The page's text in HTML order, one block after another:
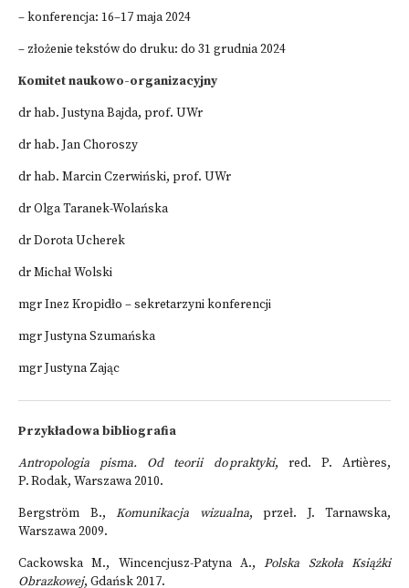
– konferencja: 16–17 maja 2024
– złożenie tekstów do druku: do 31 grudnia 2024
Komitet naukowo-organizacyjny
dr hab. Justyna Bajda, prof. UWr
dr hab. Jan Choroszy
dr hab. Marcin Czerwiński, prof. UWr
dr Olga Taranek-Wolańska
dr Dorota Ucherek
dr Michał Wolski
mgr Inez Kropidło – sekretarzyni konferencji
mgr Justyna Szumańska
mgr Justyna Zając
Przykładowa bibliografia
Antropologia pisma. Od teorii do praktyki, red. P. Artières,
P. Rodak, Warszawa 2010.
Bergström B., Komunikacja wizualna, przeł. J. Tarnawska,
Warszawa 2009.
Cackowska M., Wincencjusz-Patyna A.,Polska Szkoła Książki
Obrazkowej, Gdańsk 2017.